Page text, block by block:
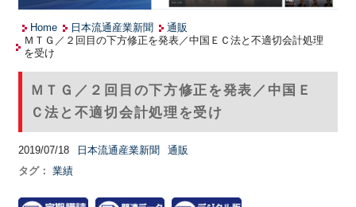
Home 日本流通産業新聞
通販
ＭＴＧ／２回目の下方修正を発表／中国ＥＣ法と不適切会計処理
を受け
ＭＴＧ／２回目の下方修正を発表／中国Ｅ
Ｃ法と不適切会計処理を受け
2019/07/18 日本流通産業新聞
通販
タグ： 業績